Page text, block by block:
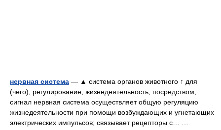
нервная система — ▲ система органов животного ↑ для
(чего), регулирование, жизнедеятельность, посредством,
сигнал нервная система осуществляет общую регуляцию
жизнедеятельности при помощи возбуждающих и угнетающих
электрических импульсов; связывает рецепторы с… …